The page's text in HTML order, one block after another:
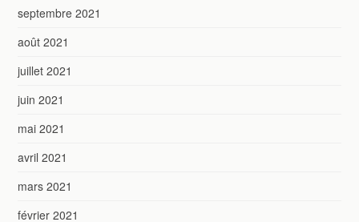
septembre 2021
août 2021
juillet 2021
juin 2021
mai 2021
avril 2021
mars 2021
février 2021